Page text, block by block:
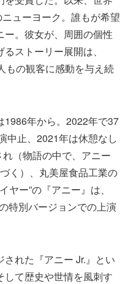
ューヨーク。誰もが希望
。彼女が、周囲の個性
ストーリー展開は、
もの観客に感動を与え続
1986年から。2022年で37
中止、2021年は休憩なし
（物語の中で、アニー
く）、丸美屋食品工業の
ー”の『アニー』は、
特別バージョンでの上演
れた『アニー Jr.』とい
して歴史や世情を風刺す